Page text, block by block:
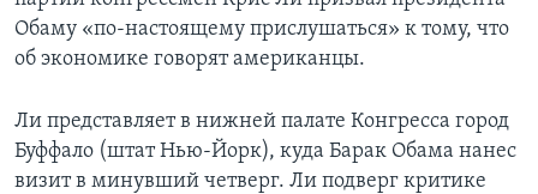
Обаму «по-настоящему прислушаться» к тому, что
об экономике говорят американцы.
Ли представляет в нижней палате Конгресса город
Буффало (штат Нью-Йорк), куда Барак Обама нанес
визит в минувший четверг. Ли подверг критике